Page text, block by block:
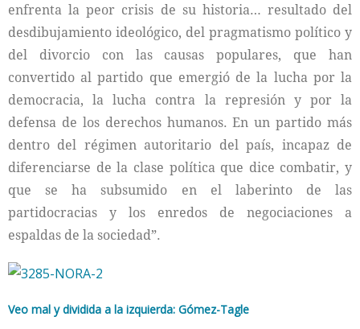
enfrenta la peor crisis de su historia… resultado del
desdibujamiento ideológico, del pragmatismo político y
del divorcio con las causas populares, que han
convertido al partido que emergió de la lucha por la
democracia, la lucha contra la represión y por la
defensa de los derechos humanos. En un partido más
dentro del régimen autoritario del país, incapaz de
diferenciarse de la clase política que dice combatir, y
que se ha subsumido en el laberinto de las
partidocracias y los enredos de negociaciones a
espaldas de la sociedad”.
Veo mal y dividida a la izquierda: Gómez-Tagle